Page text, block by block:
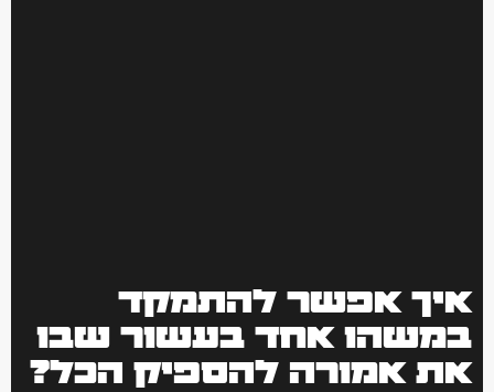
איך אפשר להתמקד
במשהו אחד בעשור שבו
את אמורה להספיק הכל?